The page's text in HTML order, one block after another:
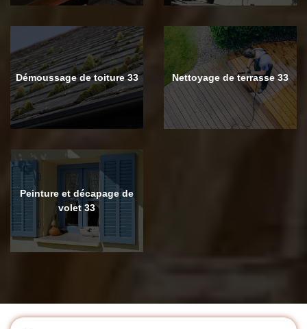
Démoussage de toiture 33 Nettoyage de terrasse 33
Peinture et décapage de
volet 33